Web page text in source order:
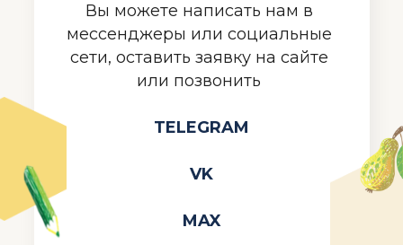
TELEGRAM
VK
MAX
Вы можете написать нам в
мессенджеры или социальные
сети, оставить заявку на сайте
или позвонить